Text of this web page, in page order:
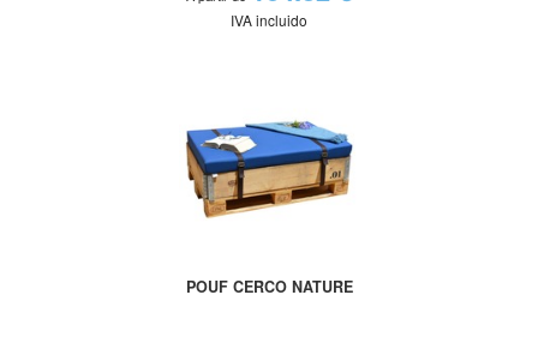
IVA incluido
POUF CERCO NATURE